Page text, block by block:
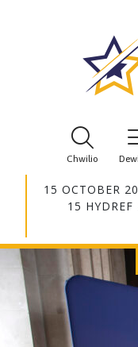
Chwilio
15 OCTOBER
15 HYDREF